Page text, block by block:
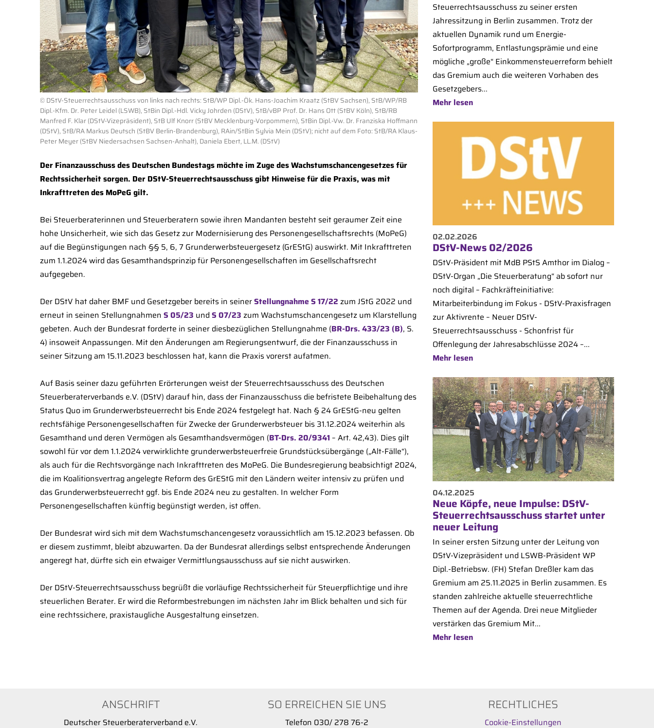
© DStV-Steuerrechtsausschuss von links nach rechts: StB/WP Dipl.-Ök. Hans-Joachim Kraatz (StBV Sachsen), StB/WP/RB
Dipl.-Kfm. Dr. Peter Leidel (LSWB), StBin Dipl.-Hdl. Vicky Johrden (DStV), StB/vBP Prof. Dr. Hans Ott (StBV Köln), StB/RB
Manfred F. Klar (DStV-Vizepräsident), StB Ulf Knorr (StBV Mecklenburg-Vorpommern), StBin Dipl.-Vw. Dr. Franziska Hoffmann
(DStV), StB/RA Markus Deutsch (StBV Berlin-Brandenburg), RAin/StBin Sylvia Mein (DStV); nicht auf dem Foto: StB/RA Klaus-
Peter Meyer (StBV Niedersachsen Sachsen-Anhalt), Daniela Ebert, LL.M. (DStV)
Der Finanzausschuss des Deutschen Bundestags möchte im Zuge des Wachstumschancengesetzes für
Rechtssicherheit sorgen. Der DStV-Steuerrechtsausschuss gibt Hinweise für die Praxis, was mit
Inkrafttreten des MoPeG gilt.
Bei Steuerberaterinnen und Steuerberatern sowie ihren Mandanten besteht seit geraumer Zeit eine
hohe Unsicherheit, wie sich das Gesetz zur Modernisierung des Personengesellschaftsrechts (MoPeG)
auf die Begünstigungen nach §§ 5, 6, 7 Grunderwerbsteuergesetz (GrEStG) auswirkt. Mit Inkrafttreten
zum 1.1.2024 wird das Gesamthandsprinzip für Personengesellschaften im Gesellschaftsrecht
aufgegeben.
Der DStV hat daher BMF und Gesetzgeber bereits in seinerStellungnahme S 17/22 zum JStG 2022 und
erneut in seinen Stellungnahmen S 05/23 und S 07/23 zum Wachstumschancengesetz um Klarstellung
gebeten. Auch der Bundesrat forderte in seiner diesbezüglichen Stellungnahme (BR-Drs. 433/23 (B), S.
4) insoweit Anpassungen. Mit den Änderungen am Regierungsentwurf, die der Finanzausschuss in
seiner Sitzung am 15.11.2023 beschlossen hat, kann die Praxis vorerst aufatmen.
Auf Basis seiner dazu geführten Erörterungen weist der Steuerrechtsausschuss des Deutschen
Steuerberaterverbands e.V. (DStV) darauf hin, dass der Finanzausschuss die befristete Beibehaltung des
Status Quo im Grunderwerbsteuerrecht bis Ende 2024 festgelegt hat. Nach § 24 GrEStG-neu gelten
rechtsfähige Personengesellschaften für Zwecke der Grunderwerbsteuer bis 31.12.2024 weiterhin als
Gesamthand und deren Vermögen als Gesamthandsvermögen (BT-Drs. 20/9341 – Art. 42,43). Dies gilt
sowohl für vor dem 1.1.2024 verwirklichte grunderwerbsteuerfreie Grundstücksübergänge („Alt-Fälle“),
als auch für die Rechtsvorgänge nach Inkrafttreten des MoPeG. Die Bundesregierung beabsichtigt 2024,
die im Koalitionsvertrag angelegte Reform des GrEStG mit den Ländern weiter intensiv zu prüfen und
das Grunderwerbsteuerrecht ggf. bis Ende 2024 neu zu gestalten. In welcher Form
Personengesellschaften künftig begünstigt werden, ist offen.
Der Bundesrat wird sich mit dem Wachstumschancengesetz voraussichtlich am 15.12.2023 befassen. Ob
er diesem zustimmt, bleibt abzuwarten. Da der Bundesrat allerdings selbst entsprechende Änderungen
angeregt hat, dürfte sich ein etwaiger Vermittlungsausschuss auf sie nicht auswirken.
Der DStV-Steuerrechtsausschuss begrüßt die vorläufige Rechtssicherheit für Steuerpflichtige und ihre
steuerlichen Berater. Er wird die Reformbestrebungen im nächsten Jahr im Blick behalten und sich für
eine rechtssichere, praxistaugliche Ausgestaltung einsetzen.
Steuerrechtsausschuss zu seiner ersten
Jahressitzung in Berlin zusammen. Trotz der
aktuellen Dynamik rund um Energie-
Sofortprogramm, Entlastungsprämie und eine
mögliche „große“ Einkommensteuerreform behielt
das Gremium auch die weiteren Vorhaben des
Gesetzgebers...
Mehr lesen
02.02.2026
DStV-News 02/2026
DStV-Präsident mit MdB PStS Amthor im Dialog –
DStV-Organ „Die Steuerberatung“ ab sofort nur
noch digital – Fachkräfteinitiative:
Mitarbeiterbindung im Fokus - DStV-Praxisfragen
zur Aktivrente – Neuer DStV-
Steuerrechtsausschuss - Schonfrist für
Offenlegung der Jahresabschlüsse 2024 –...
Mehr lesen
04.12.2025
Neue Köpfe, neue Impulse: DStV-
Steuerrechtsausschuss startet unter
neuer Leitung
In seiner ersten Sitzung unter der Leitung von
DStV-Vizepräsident und LSWB-Präsident WP
Dipl.-Betriebsw. (FH) Stefan Dreßler kam das
Gremium am 25.11.2025 in Berlin zusammen. Es
standen zahlreiche aktuelle steuerrechtliche
Themen auf der Agenda. Drei neue Mitglieder
verstärken das Gremium Mit...
Mehr lesen
ANSCHRIFT
Deutscher Steuerberaterverband e.V.
SO ERREICHEN SIE UNS
Telefon 030/ 278 76-2
RECHTLICHES
Cookie-Einstellungen